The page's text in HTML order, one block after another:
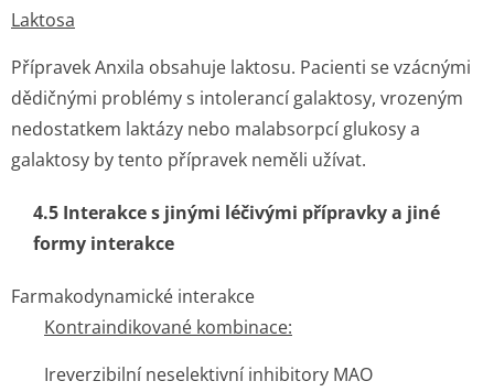
Laktosa
Přípravek Anxila obsahuje laktosu. Pacienti se vzácnými
dědičnými problémy s intolerancí galaktosy, vrozeným
nedostatkem laktázy nebo malabsorpcí glukosy a
galaktosy by tento přípravek neměli užívat.
4.5 Interakce s jinými léčivými přípravky a jiné
formy interakce
Farmakodynamické interakce
Kontraindikované kombinace:
Ireverzibilní neselektivní inhibitory MAO